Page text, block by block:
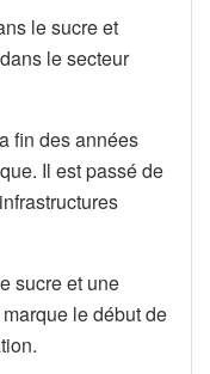
le sucre et
le secteur
fin des années
Il est passé de
sucre et une
le début de